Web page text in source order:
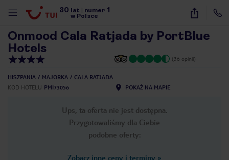
30 lat numer 1
w Polsce
7
Onmood Cala Ratjada by PortBlue
Hotels
(36 opinii)
HISZPANIA MAJORKA
CALA RATJADA
KOD HOTELU PMI73056 POKAŻ NA MAPIE
Ups, ta oferta nie jest dostępna.
Przygotowaliśmy dla Ciebie
podobne oferty:
Zobacz inne ceny i terminy »